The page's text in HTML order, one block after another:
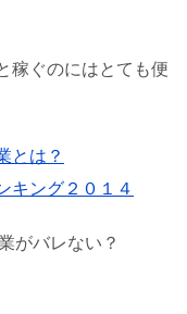
稼ぐのにはとても便
とは？
キング２０１４
がバレない？